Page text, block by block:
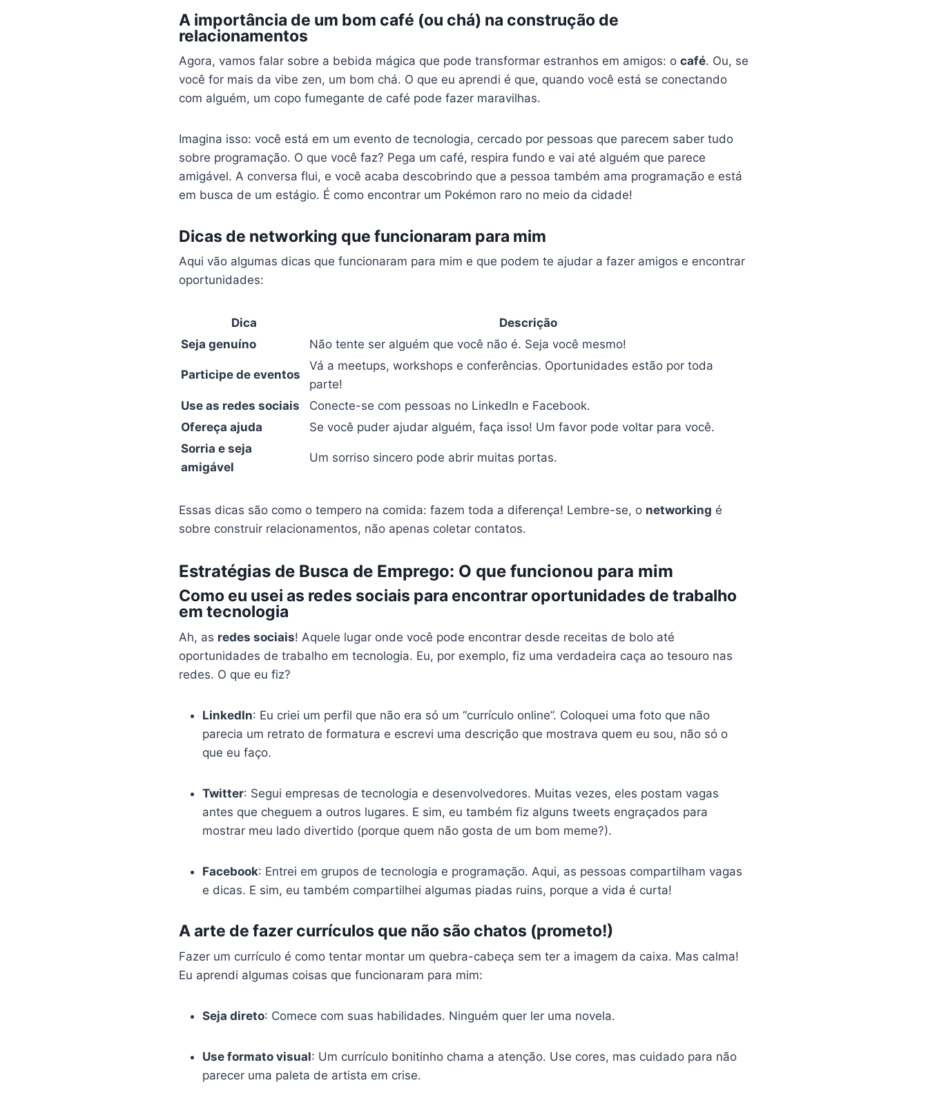
A importância de um bom café (ou chá) na construção de
relacionamentos
Agora, vamos falar sobre a bebida mágica que pode transformar estranhos em amigos: ocafé. Ou, se
você for mais da vibe zen, um bom chá. O que eu aprendi é que, quando você está se conectando
com alguém, um copo fumegante de café pode fazer maravilhas.
Imagina isso: você está em um evento de tecnologia, cercado por pessoas que parecem saber tudo
sobre programação. O que você faz? Pega um café, respira fundo e vai até alguém que parece
amigável. A conversa flui, e você acaba descobrindo que a pessoa também ama programação e está
em busca de um estágio. É como encontrar um Pokémon raro no meio da cidade!
Dicas de networking que funcionaram para mim
Aqui vão algumas dicas que funcionaram para mim e que podem te ajudar a fazer amigos e encontrar
oportunidades:
Dica
Descrição
Seja genuíno
Não tente ser alguém que você não é. Seja você mesmo!
Participe de eventos
Vá a meetups, workshops e conferências. Oportunidades estão por toda
parte!
Use as redes sociais
Conecte-se com pessoas no LinkedIn e Facebook.
Ofereça ajuda
Se você puder ajudar alguém, faça isso! Um favor pode voltar para você.
Sorria e seja
amigável
Um sorriso sincero pode abrir muitas portas.
Essas dicas são como o tempero na comida: fazem toda a diferença! Lembre-se, o networking é
sobre construir relacionamentos, não apenas coletar contatos.
Estratégias de Busca de Emprego: O que funcionou para mim
Como eu usei as redes sociais para encontrar oportunidades de trabalho
em tecnologia
Ah, as redes sociais! Aquele lugar onde você pode encontrar desde receitas de bolo até
oportunidades de trabalho em tecnologia. Eu, por exemplo, fiz uma verdadeira caça ao tesouro nas
redes. O que eu fiz?
LinkedIn: Eu criei um perfil que não era só um “currículo online”. Coloquei uma foto que não
parecia um retrato de formatura e escrevi uma descrição que mostrava quem eu sou, não só o
que eu faço.
Twitter: Segui empresas de tecnologia e desenvolvedores. Muitas vezes, eles postam vagas
antes que cheguem a outros lugares. E sim, eu também fiz alguns tweets engraçados para
mostrar meu lado divertido (porque quem não gosta de um bom meme?).
Facebook: Entrei em grupos de tecnologia e programação. Aqui, as pessoas compartilham vagas
e dicas. E sim, eu também compartilhei algumas piadas ruins, porque a vida é curta!
A arte de fazer currículos que não são chatos (prometo!)
Fazer um currículo é como tentar montar um quebra-cabeça sem ter a imagem da caixa. Mas calma!
Eu aprendi algumas coisas que funcionaram para mim:
Seja direto: Comece com suas habilidades. Ninguém quer ler uma novela.
Use formato visual: Um currículo bonitinho chama a atenção. Use cores, mas cuidado para não
parecer uma paleta de artista em crise.